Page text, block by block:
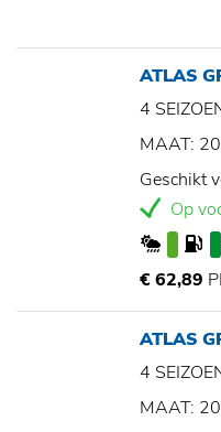
ATLAS
4
MAAT:
Geschikt
Op
€ 62,89
ATLAS
4
MAAT: